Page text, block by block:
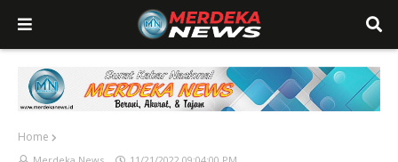
Home